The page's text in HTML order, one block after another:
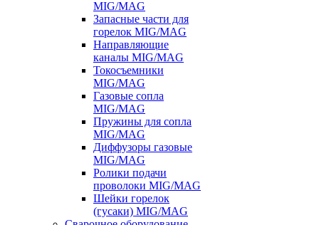
MIG/MAG
Запасные части для
горелок MIG/MAG
Направляющие
каналы MIG/MAG
Токосъемники
MIG/MAG
Газовые сопла
MIG/MAG
Пружины для сопла
MIG/MAG
Диффузоры газовые
MIG/MAG
Ролики подачи
проволоки MIG/MAG
Шейки горелок
(гусаки) MIG/MAG